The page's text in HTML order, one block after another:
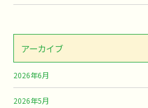
アーカイブ
2026年6月
2026年5月